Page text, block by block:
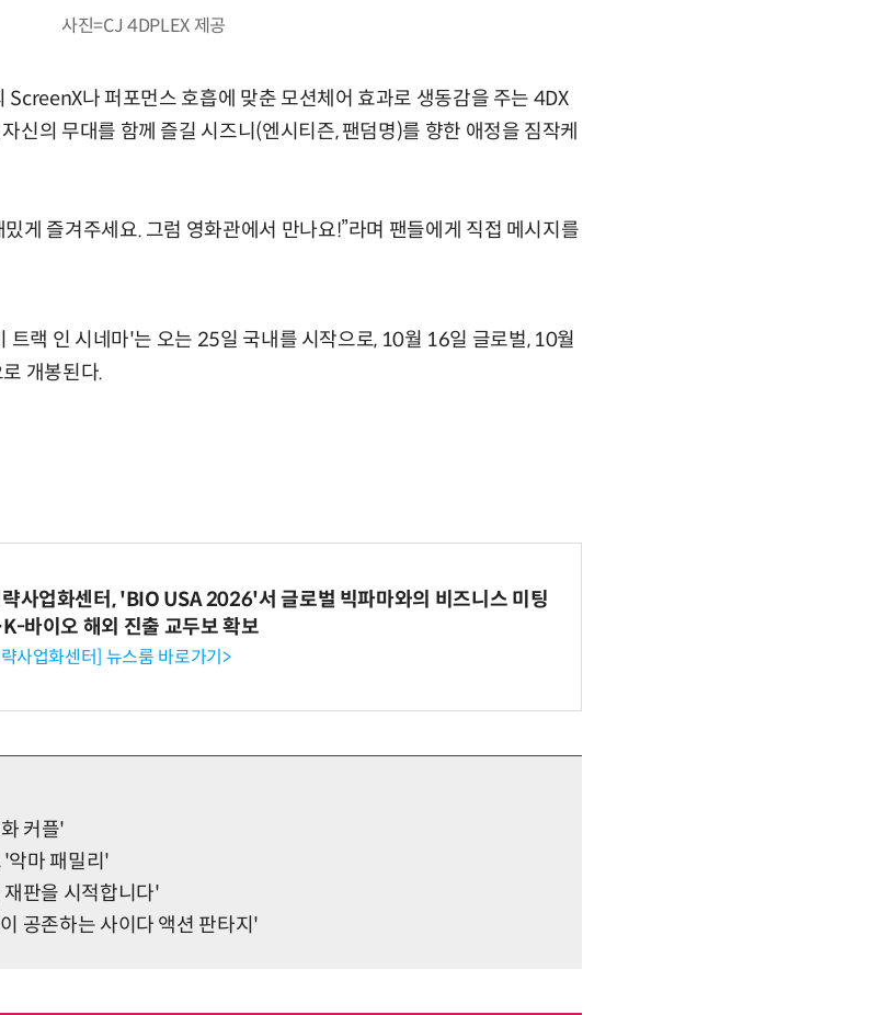
사진=CJ 4DPLEX 제공
나 퍼포먼스 호흡에 맞춘 모션체어 효과로 생동감을 주는 4DX
신의 무대를 함께 즐길 시즈니(엔시티즌, 팬덤명)를 향한 애정을 짐작케
게 즐겨주세요. 그럼 영화관에서 만나요!”라며 팬들에게 직접 메시지를
트랙 인 시네마'는 오는 25일 국내를 시작으로, 10월 16일 글로벌, 10월
개봉된다.
사업화센터, 'BIO USA 2026'서 글로벌 빅파마와의 비즈니스 미팅
바이오 해외 진출 교두보 확보
사업화센터] 뉴스룸 바로가기>
커플'
악마 패밀리'
판을 시적합니다'
공존하는 사이다 액션 판타지'